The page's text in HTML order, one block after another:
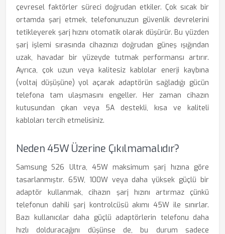
çevresel faktörler süreci doğrudan etkiler. Çok sıcak bir
ortamda şarj etmek, telefonunuzun güvenlik devrelerini
tetikleyerek şarj hızını otomatik olarak düşürür. Bu yüzden
şarj işlemi sırasında cihazınızı doğrudan güneş ışığından
uzak, havadar bir yüzeyde tutmak performansı artırır.
Ayrıca, çok uzun veya kalitesiz kablolar enerji kaybına
(voltaj düşüşüne) yol açarak adaptörün sağladığı gücün
telefona tam ulaşmasını engeller. Her zaman cihazın
kutusundan çıkan veya 5A destekli, kısa ve kaliteli
kabloları tercih etmelisiniz.
Neden 45W Üzerine Çıkılmamalıdır?
Samsung S26 Ultra, 45W maksimum şarj hızına göre
tasarlanmıştır. 65W, 100W veya daha yüksek güçlü bir
adaptör kullanmak, cihazın şarj hızını artırmaz çünkü
telefonun dahili şarj kontrolcüsü akımı 45W ile sınırlar.
Bazı kullanıcılar daha güçlü adaptörlerin telefonu daha
hızlı dolduracağını düşünse de, bu durum sadece